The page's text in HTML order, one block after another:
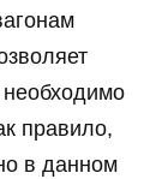
необходимо
правило,
в данном